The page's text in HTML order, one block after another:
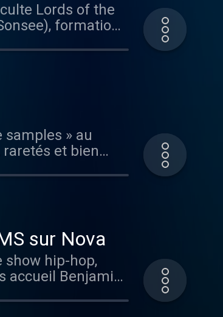
Lords of the
formation
avec un petit
samples » au
et bien
sur Nova
show hip-hop,
accueil Benjamin
plus
fait